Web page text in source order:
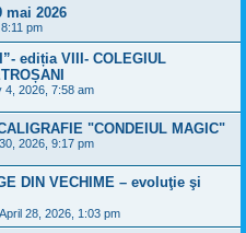
2026
pm
ediția VIII- COLEGIUL
4, 2026, 7:58 am
"CONDEIUL MAGIC"
2026, 9:17 pm
DIN VECHIME – evoluţie şi
April 28, 2026, 1:03 pm